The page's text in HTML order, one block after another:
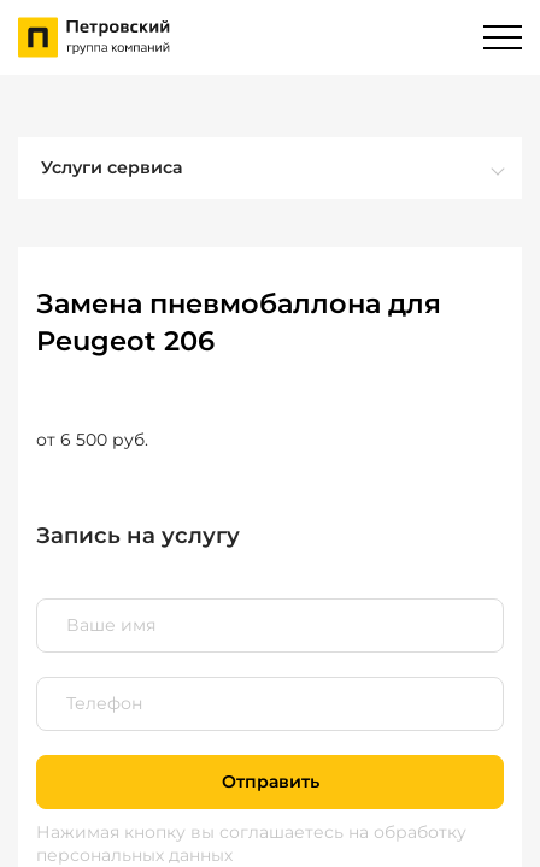
Услуги сервиса
Замена пневмобаллона для
Peugeot 206
от 6 500 руб.
Запись на услугу
Отправить
Нажимая кнопку вы соглашаетесь на обработку
персональных данных